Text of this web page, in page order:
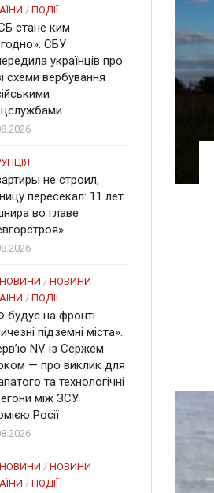
/ ПОДІЇ
стане ким
СБУ
українців про
схеми вербування
не строил,
пересекал: 11 лет
во главе
НОВИНИ / НОВИНИ
/ ПОДІЇ
будує на фронті
підземні міста».
NV із Сержем
— про виклик для
та технологічні
між ЗСУ
Росії
НОВИНИ / НОВИНИ
/ ПОДІЇ